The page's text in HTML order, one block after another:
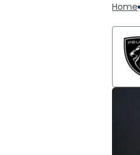
Home